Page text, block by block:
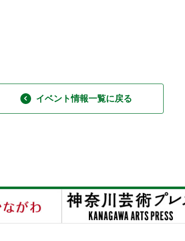
イベント情報一覧に戻る